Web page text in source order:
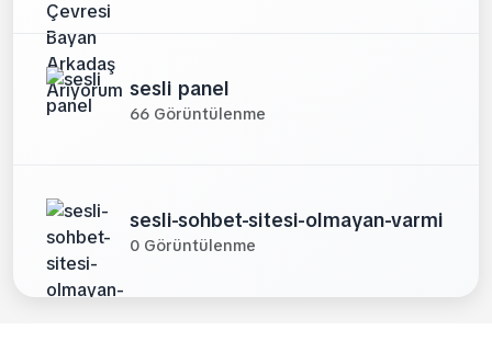
sesli panel
66 Görüntülenme
sesli-sohbet-sitesi-olmayan-varmi
0 Görüntülenme